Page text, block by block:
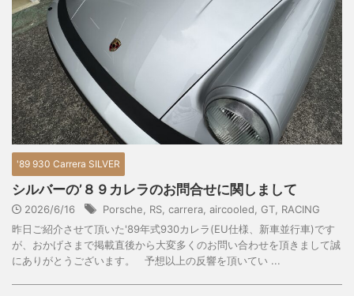
'89 930 Carrera SILVER
シルバーの’８９カレラのお問合せに関しまして
2026/6/16 Porsche RS carrera aircooled GT RACING
昨日ご紹介させて頂いた'89年式930カレラ(EU仕様、新車並行車)です
が、おかげさまで掲載直後から大変多くのお問い合わせを頂きまして誠
にありがとうございます。 予想以上の反響を頂いてい ...